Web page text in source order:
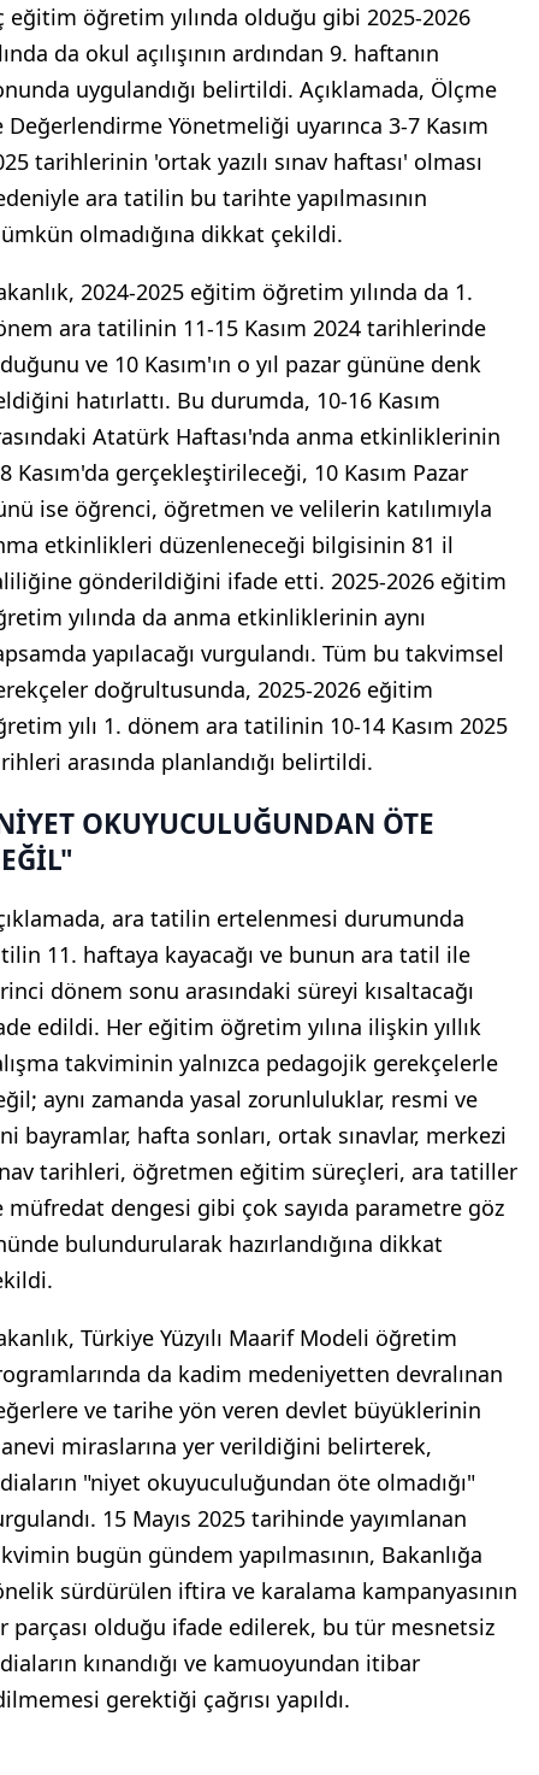
eğitim öğretim yılında olduğu gibi 2025-2026
da okul açılışının ardından 9. haftanın
uygulandığı belirtildi. Açıklamada, Ölçme
Değerlendirme Yönetmeliği uyarınca 3-7 Kasım
tarihlerinin 'ortak yazılı sınav haftası' olması
ara tatilin bu tarihte yapılmasının
olmadığına dikkat çekildi.
2024-2025 eğitim öğretim yılında da 1.
ara tatilinin 11-15 Kasım 2024 tarihlerinde
ve 10 Kasım'ın o yıl pazar gününe denk
hatırlattı. Bu durumda, 10-16 Kasım
Atatürk Haftası'nda anma etkinliklerinin
Kasım'da gerçekleştirileceği, 10 Kasım Pazar
ise öğrenci, öğretmen ve velilerin katılımıyla
etkinlikleri düzenleneceği bilgisinin 81 il
gönderildiğini ifade etti. 2025-2026 eğitim
yılında da anma etkinliklerinin aynı
yapılacağı vurgulandı. Tüm bu takvimsel
doğrultusunda, 2025-2026 eğitim
yılı 1. dönem ara tatilinin 10-14 Kasım 2025
arasında planlandığı belirtildi.
OKUYUCULUĞUNDAN ÖTE
ara tatilin ertelenmesi durumunda
11. haftaya kayacağı ve bunun ara tatil ile
dönem sonu arasındaki süreyi kısaltacağı
edildi. Her eğitim öğretim yılına ilişkin yıllık
takviminin yalnızca pedagojik gerekçelerle
aynı zamanda yasal zorunluluklar, resmi ve
bayramlar, hafta sonları, ortak sınavlar, merkezi
tarihleri, öğretmen eğitim süreçleri, ara tatiller
müfredat dengesi gibi çok sayıda parametre göz
bulundurularak hazırlandığına dikkat
Türkiye Yüzyılı Maarif Modeli öğretim
da kadim medeniyetten devralınan
ve tarihe yön veren devlet büyüklerinin
miraslarına yer verildiğini belirterek,
"niyet okuyuculuğundan öte olmadığı"
15 Mayıs 2025 tarihinde yayımlanan
bugün gündem yapılmasının, Bakanlığa
sürdürülen iftira ve karalama kampanyasının
parçası olduğu ifade edilerek, bu tür mesnetsiz
kınandığı ve kamuoyundan itibar
gerektiği çağrısı yapıldı.